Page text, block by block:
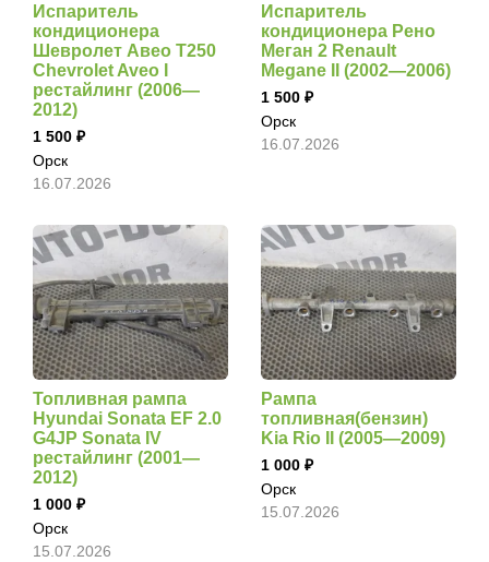
Испаритель
кондиционера
Шевролет Авео Т250
Chevrolet Aveo I
рестайлинг (2006—
2012)
1 500
Орск
16.07.2026
Испаритель
кондиционера Рено
Меган 2 Renault
Megane II (2002—2006)
1 500
Орск
16.07.2026
Топливная рампа
Hyundai Sonata EF 2.0
G4JP Sonata IV
рестайлинг (2001—
2012)
1 000
Орск
15.07.2026
Рампа
топливная(бензин)
Kia Rio II (2005—2009)
1 000
Орск
15.07.2026